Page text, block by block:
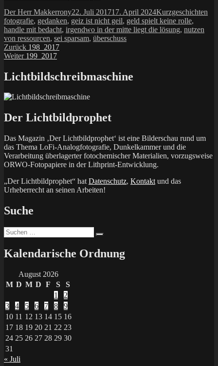
Autor
Der Herr MakkerronyVeröffentlicht
am
22. Juli 201717. April 2024Kategorien
Kurzgeschichten
fotografie, gedanken, geiz ist nicht geil, geld spielt keine rolle,
handle mit bedacht, irgendwo in der mitte liegt die lösung, nutzen
von ressourcen, sei sparsam, überschuss
Beitragsnavigation
Zurück Vorheriger
Beitrag:
198_2017
Weiter Nächster
199_2017
Lichtbildschreibmaschine
Der Lichtbildprophet
Das Magazin ‚Der Lichtbildprophet‘ ist eine Bilderschau rund um
das Thema LoFi-Analogfotografie, Dunkelkammer und die
Verarbeitung überlagerter fotochemischer Materialien, vorzugsweise
ORWO-Fotopapiere in der Lithprint-Entwicklung.
„Der Lichtbildprophet“ hat Datenschutz, Kontakt und das
Urheberrecht an seinen Arbeiten!
Suche
Suchen
nach:
Kalendarische Ordnung
August 2026
M D M D F S
S
1
2
3
4 5 6 7 8
9
10 11 12 13 14 15 16
17 18 19 20 21 22 23
24 25 26 27 28 29 30
31
« Juli